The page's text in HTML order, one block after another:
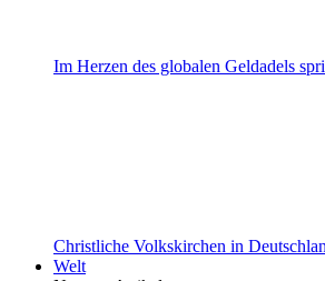
Im Herzen des globalen Geldadels
Christliche Volkskirchen in
Welt